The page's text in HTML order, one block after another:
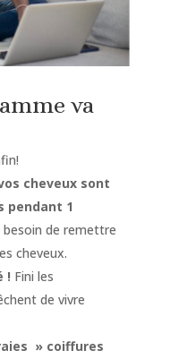
va
cheveux sont
pendant 1
besoin de remettre
cheveux.
! Fini les
de vivre
» coiffures